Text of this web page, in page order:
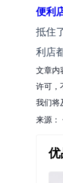
便利
抵住
利店
文章内
许可，
我们将
来源：